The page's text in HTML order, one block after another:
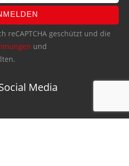
reCAPTCHA geschützt und die
und
Media